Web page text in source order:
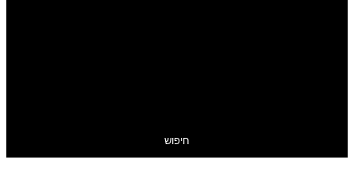
חיפוש